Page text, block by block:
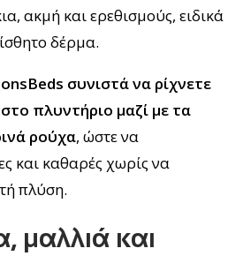
ακμή και ερεθισμούς, ειδικά
δέρμα.
συνιστά να ρίχνετε
πλυντήριο μαζί με τα
ρούχα, ώστε να
και καθαρές χωρίς να
πλύση.
μαλλιά και